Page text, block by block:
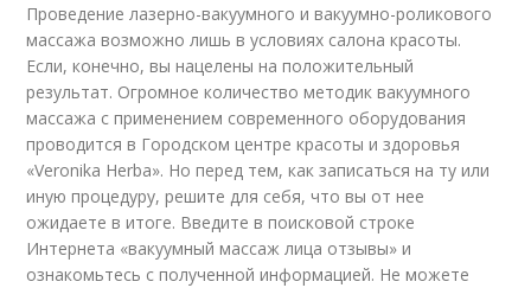
Проведение лазерно-вакуумного и вакуумно-роликового
массажа возможно лишь в условиях салона красоты.
Если, конечно, вы нацелены на положительный
результат. Огромное количество методик вакуумного
массажа с применением современного оборудования
проводится в Городском центре красоты и здоровья
«Veronika Herba». Но перед тем, как записаться на ту или
иную процедуру, решите для себя, что вы от нее
ожидаете в итоге. Введите в поисковой строке
Интернета «вакуумный массаж лица отзывы» и
ознакомьтесь с полученной информацией. Не можете